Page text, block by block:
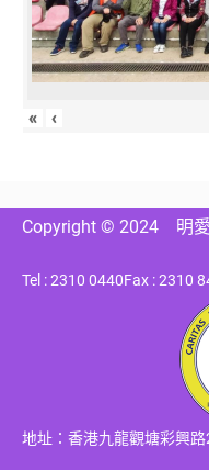
« ‹
Copyright © 2024 明
Tel : 2310 0440Fax : 2310
地址：香港九龍觀塘彩興